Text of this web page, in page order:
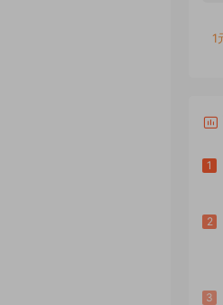
1
1
2
3